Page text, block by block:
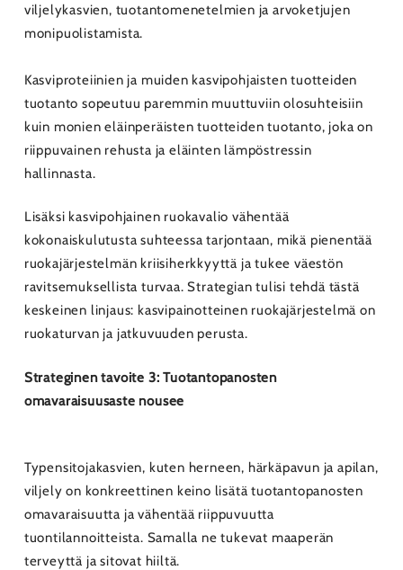
viljelykasvien, tuotantomenetelmien ja arvoketjujen
monipuolistamista.
Kasviproteiinien ja muiden kasvipohjaisten tuotteiden
tuotanto sopeutuu paremmin muuttuviin olosuhteisiin
kuin monien eläinperäisten tuotteiden tuotanto, joka on
riippuvainen rehusta ja eläinten lämpöstressin
hallinnasta.
Lisäksi kasvipohjainen ruokavalio vähentää
kokonaiskulutusta suhteessa tarjontaan, mikä pienentää
ruokajärjestelmän kriisiherkkyyttä ja tukee väestön
ravitsemuksellista turvaa. Strategian tulisi tehdä tästä
keskeinen linjaus: kasvipainotteinen ruokajärjestelmä on
ruokaturvan ja jatkuvuuden perusta.
Strateginen tavoite 3: Tuotantopanosten
omavaraisuusaste nousee
Typensitojakasvien, kuten herneen, härkäpavun ja apilan,
viljely on konkreettinen keino lisätä tuotantopanosten
omavaraisuutta ja vähentää riippuvuutta
tuontilannoitteista. Samalla ne tukevat maaperän
terveyttä ja sitovat hiiltä.